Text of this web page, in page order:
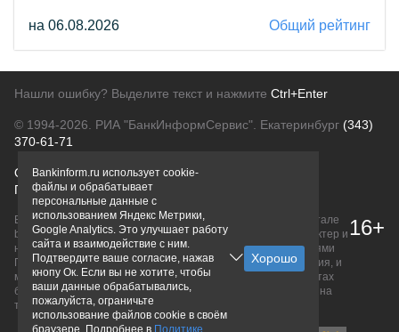
на 06.08.2026 Общий рейтинг
Нашли ошибку? Выделите текст и нажмите Ctrl+Enter
© 1994-2026. РИА "БанкИнформСервис". Екатеринбург (343)
370-61-71
О проектеПолитика конфиденциальности
Правовая информацияДля рекламодателей
Вся информация о продуктах банков, размещенная на портале
bankinform.ru, носит исключительно ознакомительный характер и
не является публичной офертой, определяемой положениями
ГК РФ. Информация не содержит точного и полного описания, и
может быть изменена. Конечные условия уточняйте на сайтах
банков или при личном обращении. Исключительное право на
товарные знаки принадлежит их правообладателям.
16+
Bankinform.ru использует cookie-
файлы и обрабатывает
персональные данные с
использованием Яндекс Метрики,
Google Analytics. Это улучшает работу
сайта и взаимодействие с ним.
Подтвердите ваше согласие, нажав
кнопу Ок. Если вы не хотите, чтобы
ваши данные обрабатывались,
пожалуйста, ограничьте
использование файлов cookie в своём
браузере. Подробнее в Политике